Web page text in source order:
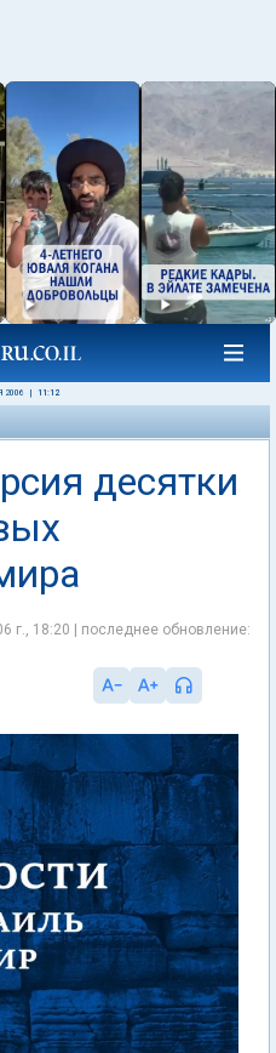
2006 11:12
десятки
г., 18:20 | последнее обновление: